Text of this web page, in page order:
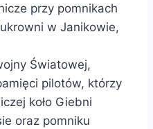
przy pomnikach
w Janikowie,
Światowej,
pilotów, którzy
koło Giebni
oraz pomniku